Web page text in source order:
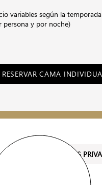
variables según la
persona y por noche)
RESERVAR CAMA
HABITACIONES